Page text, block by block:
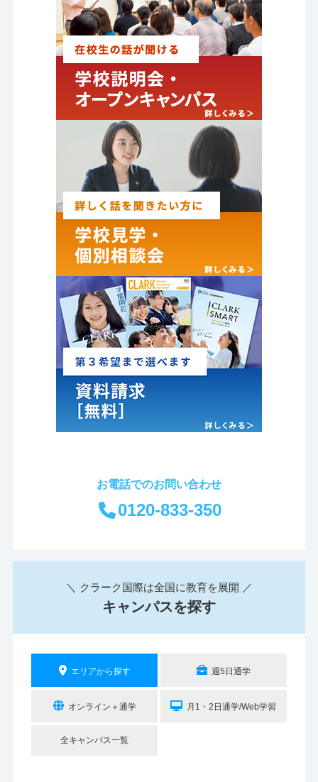
お電話でのお問い合わせ
0120-833-350
＼ クラーク国際は全国に教育を展開 ／
キャンパスを探す
エリアから探す 週5日通学
オンライン＋通学 月1・2日通学/Web学習
全キャンパス一覧